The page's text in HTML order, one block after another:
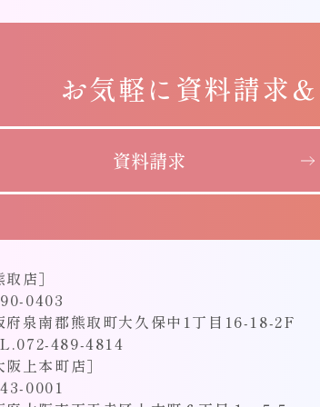
お気軽に 資料請求＆
資料請求
取店］
0403
府泉南郡熊取町大久保中1丁目16-18-2F
489-4814
阪上本町店］
0001